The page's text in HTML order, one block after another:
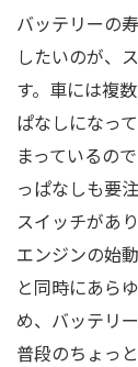
バッテリーの
したいのが、
す。車には複
ぱなしになっ
まっているの
っぱなしも要
スイッチがあ
エンジンの始
と同時にあら
め、バッテリ
普段のちょっ